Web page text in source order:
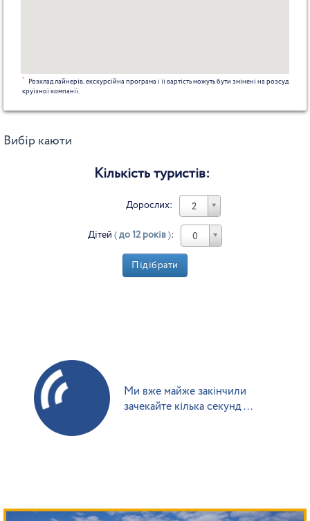
*
Розклад лайнерів, екскурсійна програма і її вартість можуть бути змінені на розсуд
круїзної компанії.
Вибір каюти
Кількість туристів:
Дорослих: 2
Дітей (до 12 років): 0
Підібрати
Ми вже майже закінчили
зачекайте кілька секунд ...